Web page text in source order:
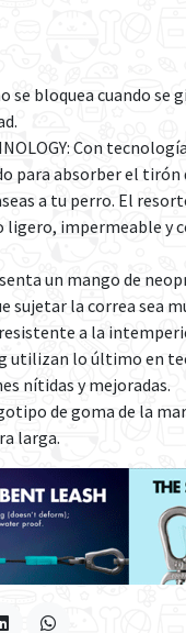
se bloquea cuando
Con
para absorber el tirón
a tu perro. El
ligero, impermeable y
un mango de
sujetar la correa sea
resistente a la
utilizan lo último en
nítidas y mejoradas.
de goma de la
larga.